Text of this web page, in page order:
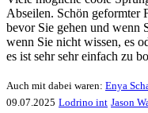
Abseilen. Schön geformter
bevor Sie gehen und wenn
wenn Sie nicht wissen, es
es ist sehr sehr einfach zu
Auch mit dabei waren: Enya
09.07.2025 Lodrino int Jason